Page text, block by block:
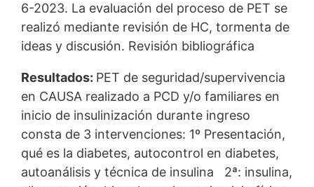
6-2023. La evaluación del proceso de PET se
realizó mediante revisión de HC, tormenta de
ideas y discusión. Revisión bibliográfica
Resultados: PET de seguridad/supervivencia
en CAUSA realizado a PCD y/o familiares en
inicio de insulinización durante ingreso
consta de 3 intervenciones: 1º Presentación,
qué es la diabetes, autocontrol en diabetes,
autoanálisis y técnica de insulina 2ª: insulina,